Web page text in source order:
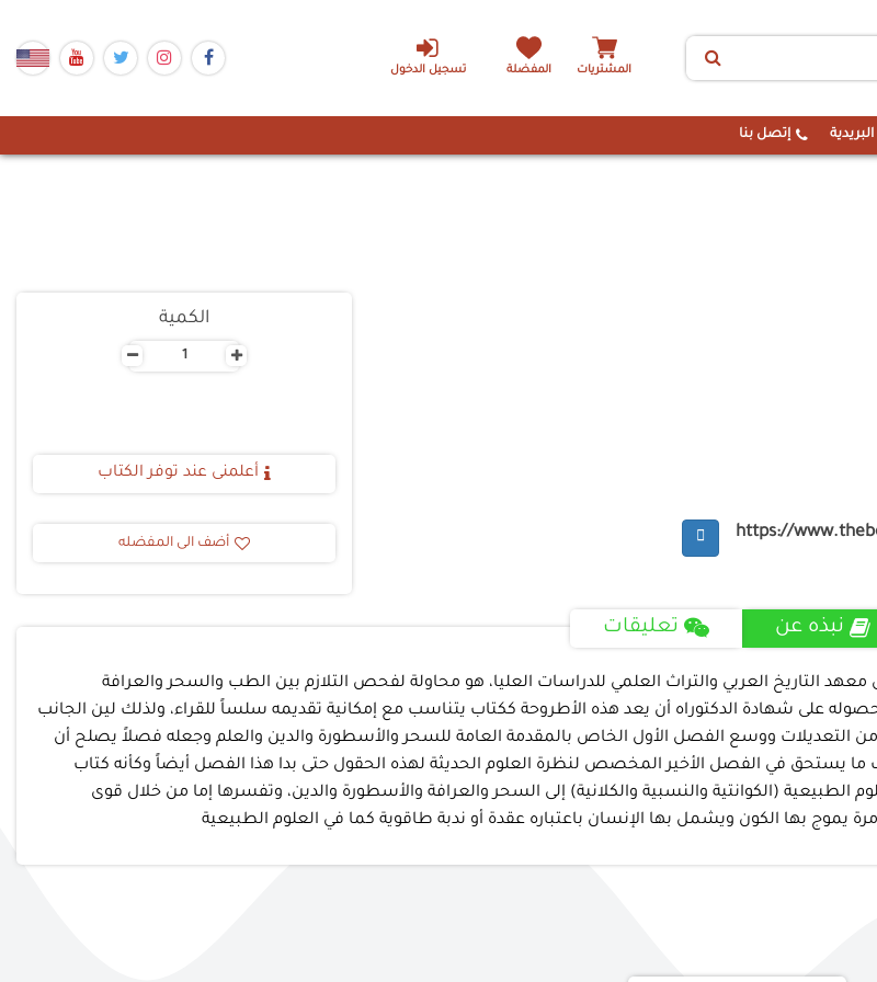
تسجيل الدخول المشتريات المفضلة
إتصل بنا
https://
الكمية
- +
أعلمنى عند توفر الكتاب
أضف الى المفضله
نبذه عن تعليقات
التاريخ العربي والتراث العلمي للدراسات العليا، هو محاولة لفحص التلازم بين الطب والسحر والعرافة
على شهادة الدكتوراه أن يعد هذه الأطروحة ككتاب يتناسب مع إمكانية تقديمه سلساً للقراء، ولذلك لين الجانب
التعديلات ووسع الفصل الأول الخاص بالمقدمة العامة للسحر والأسطورة والدين والعلم وجعله فصلاً يصلح أن
ما يستحق في الفصل الأخير المخصص لنظرة العلوم الحديثة لهذه الحقول حتى بدا هذا الفصل أيضاً وكأنه كتاب
(الكوانتية والنسبية والكلانية) إلى السحر والعرافة والأسطورة والدين، وتفسرها إما من خلال قوى
يموج بها الكون ويشمل بها الإنسان باعتباره عقدة أو ندبة طاقوية كما في العلوم الطبيعية